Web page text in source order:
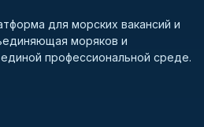
для морских вакансий и
моряков и
профессиональной среде.